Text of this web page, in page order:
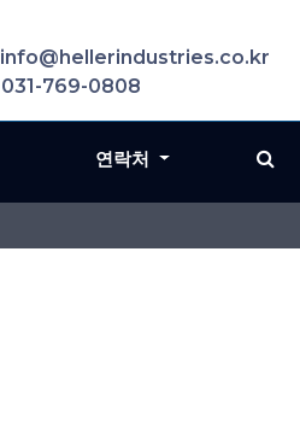
info@hellerindustries.co.kr
031-769-0808
연락처